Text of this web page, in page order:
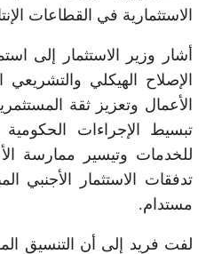
الاستثمارية في القطاعات
أشار وزير الاستثمار إلى
الإصلاح الهيكلي والتشريعي
الأعمال وتعزيز ثقة
تبسيط الإجراءات
للخدمات وتيسير ممارسة
تدفقات الاستثمار الأجنبي
مستدام.
لفت فريد إلى أن التنسيق